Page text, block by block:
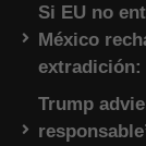
Si EU no
México
extradición:
Trump